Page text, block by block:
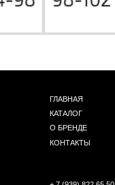
Г. НОВОСИБИРСК, ЧАПЛЫГИНА 93